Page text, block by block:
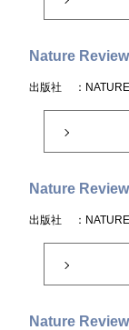
Nature
出版社 ：
Nature
出版社 ：
Nature